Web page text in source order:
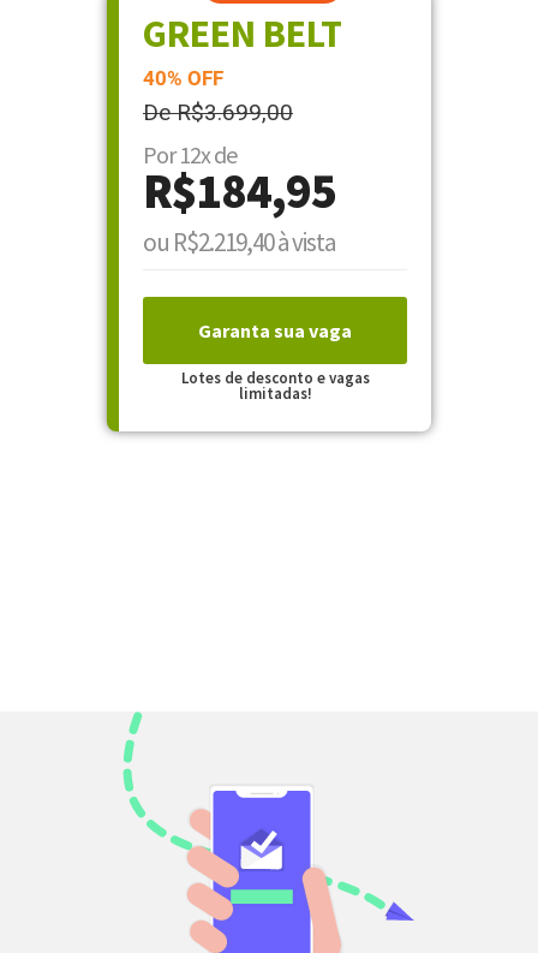
GREEN BELT
40% OFF
De R$3.699,00
Por 12x de
R$184,95
ou R$2.219,40 à vista
Garanta sua vaga
Lotes de desconto e vagas
limitadas!